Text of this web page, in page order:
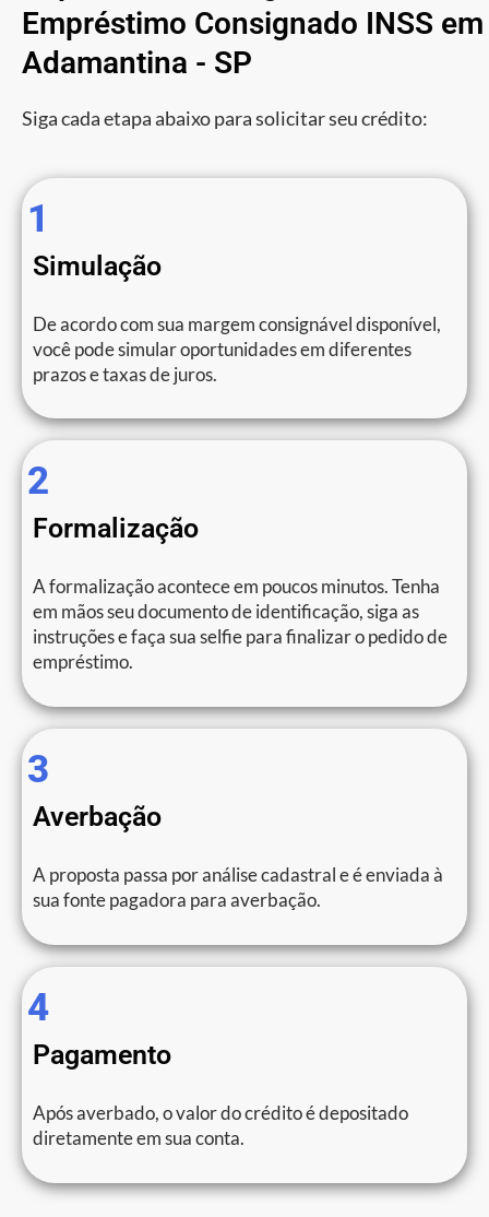
Empréstimo Consignado INSS em
Adamantina - SP
Siga cada etapa abaixo para solicitar seu crédito:
1
Simulação
De acordo com sua margem consignável disponível,
você pode simular oportunidades em diferentes
prazos e taxas de juros.
2
Formalização
A formalização acontece em poucos minutos. Tenha
em mãos seu documento de identificação, siga as
instruções e faça sua selfie para finalizar o pedido de
empréstimo.
3
Averbação
A proposta passa por análise cadastral e é enviada à
sua fonte pagadora para averbação.
4
Pagamento
Após averbado, o valor do crédito é depositado
diretamente em sua conta.